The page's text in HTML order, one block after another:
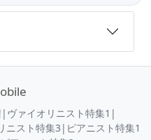
| ヴァイオリニスト特集1 |
ニスト特集3 | ピアニスト特集1